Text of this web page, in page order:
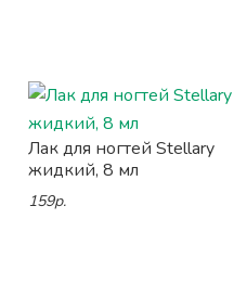
Лак для ногтей Stellary
жидкий, 8 мл
159р.